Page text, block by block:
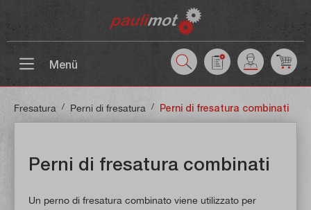
Menü
Fresatura / Perni di fresatura / Perni di fresatura combinati
Perni di fresatura combinati
Un perno di fresatura combinato viene utilizzato per